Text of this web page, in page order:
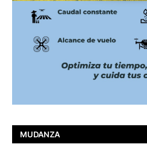
MUDANZA